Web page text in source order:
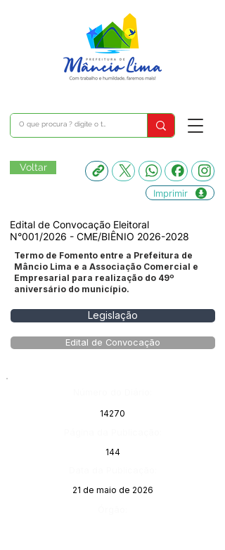
Voltar
Imprimir
Edital de Convocação Eleitoral
N°001/2026 - CME/BIÊNIO 2026-2028
Termo de Fomento entre a Prefeitura de
Mâncio Lima e a Associação Comercial e
Empresarial para realização do 49º
aniversário do município.
Legislação
Edital de Convocação
14270
144
21 de maio de 2026